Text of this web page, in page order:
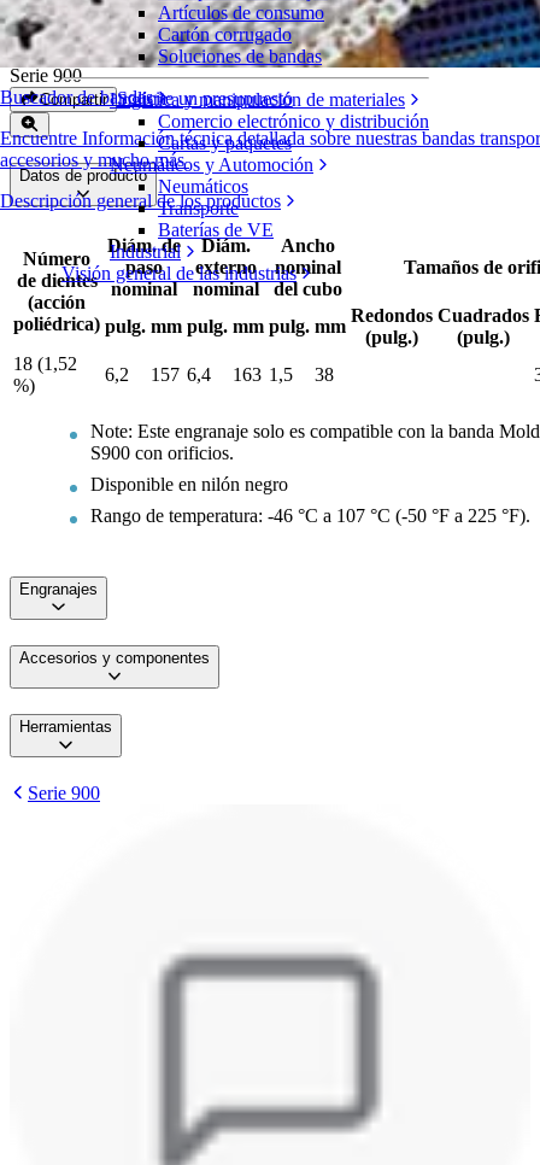
Buscador de bandas
Encuentre Información técnica detallada sobre nuestras bandas
accesorios y mucho más
Descripción general de los productos
Artículos de consumo
Cartón corrugado
Soluciones de bandas
Logística y manipulación de materiales
Comercio electrónico y distribución
Cartas y paquetes
Neumáticos y Automoción
Neumáticos
Transporte
Baterías de VE
Industrial
Visión general de las industrias
Engranajes bipartidos de nilón
Serie 900
Compartir Solicite un presupuesto
Datos de producto
Número
de dientes
(acción
poliédrica)
Diám. de
paso
nominal
Diám.
externo
nominal
Ancho
nominal
del cubo
Tamaños de
pulg. mm pulg. mm pulg. mm
Redondos
(pulg.)
Cuadrados
(pulg.)
18 (1,52
%)
6,2 157 6,4 163 1,5 38
Note: Este engranaje solo es compatible con la banda
S900 con orificios.
Disponible en nilón negro
Rango de temperatura: -46 °C a 107 °C (-50 °F a 225 °F).
Engranajes
Accesorios y componentes
Herramientas
Serie 900